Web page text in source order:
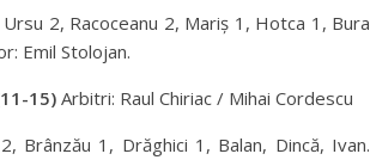
2, Racoceanu 2, Mariș 1, Hotca 1, Bura
Emil Stolojan.
15) Arbitri: Raul Chiriac / Mihai Cordescu
Brânzău 1, Drăghici 1, Balan, Dincă, Ivan.